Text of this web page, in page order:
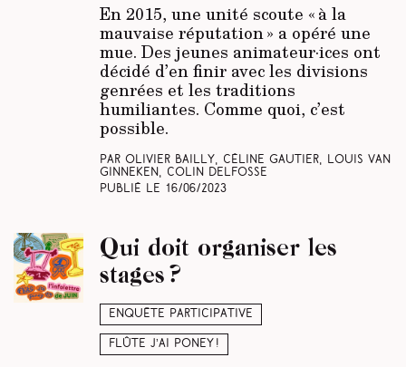
En 2015, une unité scoute « à la
mauvaise réputation » a opéré une
mue. Des jeunes animateur·ices ont
décidé d’en finir avec les divisions
genrées et les traditions
humiliantes. Comme quoi, c’est
possible.
Par Olivier Bailly, Céline Gautier, Louis Van
Ginneken, Colin Delfosse
Publié le 16/06/2023
Enquête participative
Flûte j’ai poney !
Qui doit organiser les
stages ?